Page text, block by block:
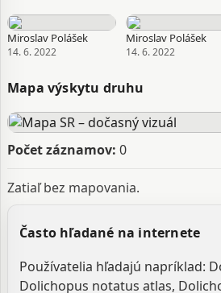
Miroslav Polášek
14. 6. 2022
Miroslav Polášek
14. 6. 2022
Mapa výskytu druhu
Počet záznamov: 0
Zatiaľ bez mapovania.
Často hľadané na internete
Používatelia hľadajú napríklad:
Dolichopus notatus atlas,